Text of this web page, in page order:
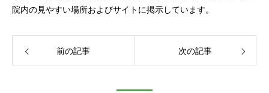
院内の見やすい場所およびサイトに掲示しています。
前の記事 次の記事